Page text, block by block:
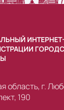
область, г.
190